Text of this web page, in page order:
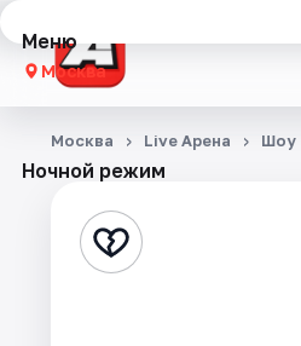
Меню
Москва
Концерты
Стендап
Ночной режим
Москва Live Арена Шоу